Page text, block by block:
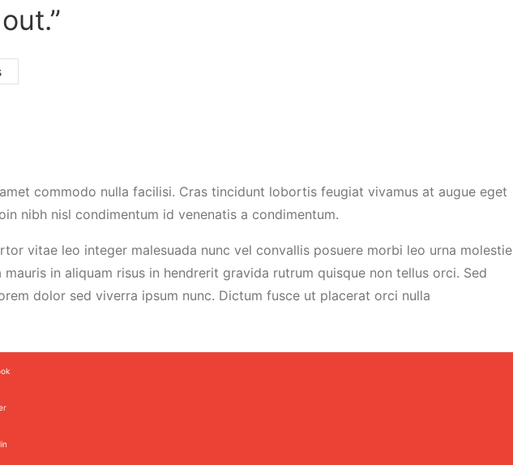
commodo nulla facilisi. Cras tincidunt lobortis feugiat vivamus at augue eget
nibh nisl condimentum id venenatis a condimentum.
vitae leo integer malesuada nunc vel convallis posuere morbi leo urna molestie
in aliquam risus in hendrerit gravida rutrum quisque non tellus orci. Sed
dolor sed viverra ipsum nunc. Dictum fusce ut placerat orci nulla